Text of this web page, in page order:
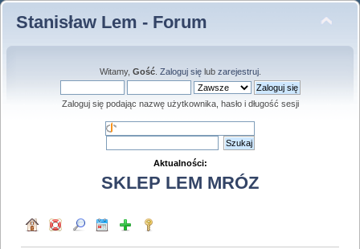
Stanisław Lem - Forum
Witamy, Gość. Zaloguj sięlub zarejestruj.
Zaloguj się podając nazwę użytkownika, hasło i długość sesji
Aktualności:
SKLEP LEM MRÓZ